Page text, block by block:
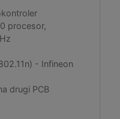
procesor,
- Infineon
drugi PCB